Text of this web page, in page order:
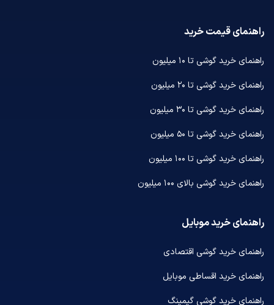
راهنمای قیمت خرید
راهنمای خرید گوشی تا ۱۰ میلیون
راهنمای خرید گوشی تا ۲۰ میلیون
راهنمای خرید گوشی تا ۳۰ میلیون
راهنمای خرید گوشی تا ۵۰ میلیون
راهنمای خرید گوشی تا ۱۰۰ میلیون
راهنمای خرید گوشی بالای ۱۰۰ میلیون
راهنمای خرید موبایل
راهنمای خرید گوشی اقتصادی
راهنمای خرید اقساطی موبایل
راهنمای خرید گوشی گیمینگ